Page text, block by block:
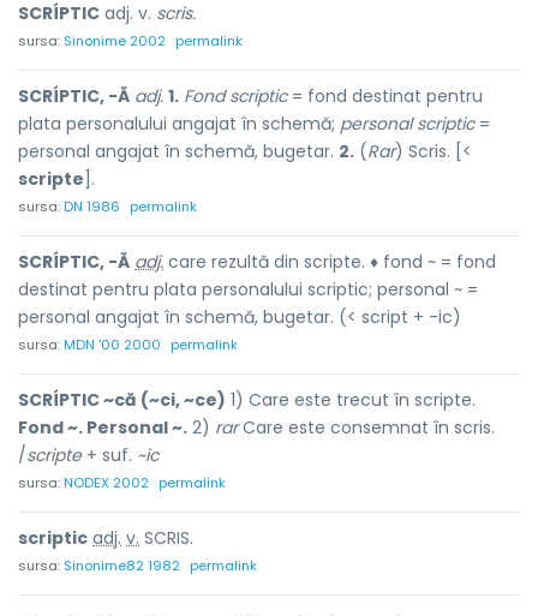
SCRÍPTIC adj. v. scris.
sursa: Sinonime 2002 permalink
SCRÍPTIC, -Ă adj. 1. Fond scriptic= fond destinat pentru
plata personalului angajat în schemă; personal scriptic=
personal angajat în schemă, bugetar. 2. (Rar) Scris. [<
scripte ].
sursa:DN 1986 permalink
SCRÍPTIC, -Ă adj. care rezultă din scripte. ♦ fond ~ = fond
destinat pentru plata personalului scriptic; personal ~ =
personal angajat în schemă, bugetar. (< script + -ic)
sursa:MDN '00 2000 permalink
SCRÍPTIC ~că (~ci, ~ce) 1) Care este trecut în scripte.
Fond ~. Personal ~. 2) rarCare este consemnat în scris.
/scripte+ suf. ~ic
sursa:NODEX 2002 permalink
scriptic adj. v. SCRIS.
sursa: Sinonime82 1982 permalink